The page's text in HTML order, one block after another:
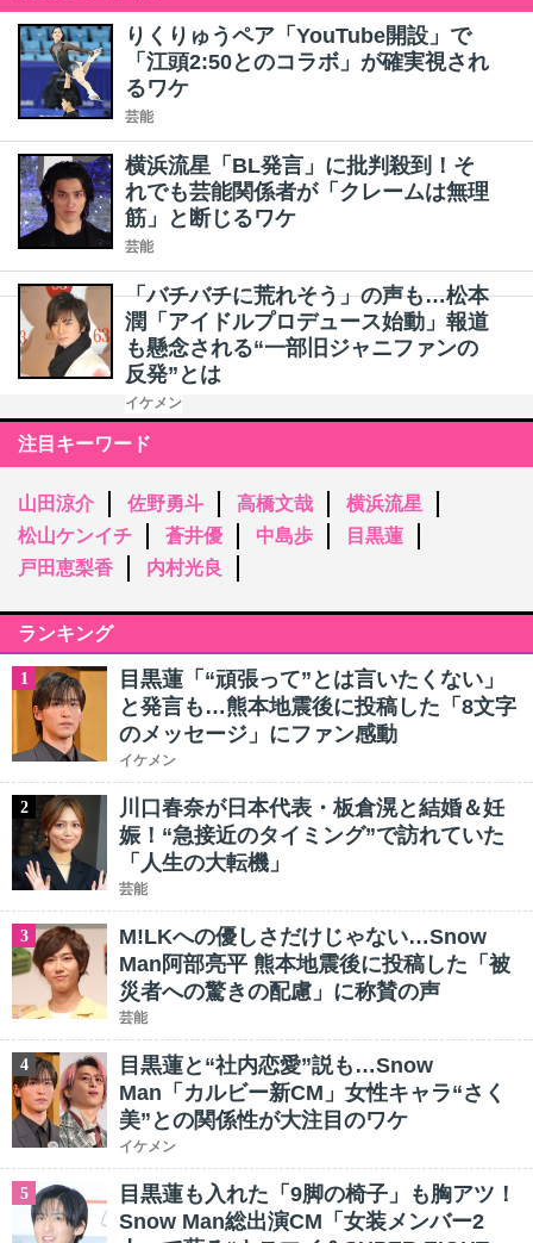
りくりゅうペア「YouTube開設」で
「江頭2:50とのコラボ」が確実視され
るワケ
芸能
横浜流星「BL発言」に批判殺到！そ
れでも芸能関係者が「クレームは無理
筋」と断じるワケ
芸能
「バチバチに荒れそう」の声も…松本
潤「アイドルプロデュース始動」報道
も懸念される“一部旧ジャニファンの
反発”とは
イケメン
注目キーワード
山田涼介 佐野勇斗 高橋文哉
横浜流星
松山ケンイチ
蒼井優 中島歩
目黒蓮
戸田恵梨香
内村光良
ランキング
1
目黒蓮「“頑張って”とは言いたくない」
と発言も…熊本地震後に投稿した「8文字
のメッセージ」にファン感動
イケメン
2
川口春奈が日本代表・板倉滉と結婚＆妊
娠！“急接近のタイミング”で訪れていた
「人生の大転機」
芸能
3
M!LKへの優しさだけじゃない…Snow
Man阿部亮平 熊本地震後に投稿した「被
災者への驚きの配慮」に称賛の声
芸能
4
目黒蓮と“社内恋愛”説も…Snow
Man「カルビー新CM」女性キャラ“さく
美”との関係性が大注目のワケ
イケメン
5
目黒蓮も入れた「9脚の椅子」も胸アツ！
Snow Man総出演CM「女装メンバー2